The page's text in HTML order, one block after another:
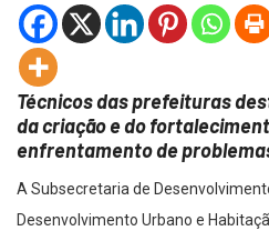
Técnicos das prefeituras
da criação e do
enfrentamento de
A Subsecretaria de
Desenvolvimento Urbano e